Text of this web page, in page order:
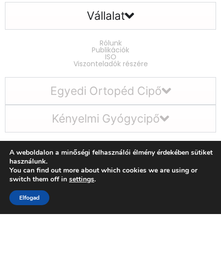
Vállalat
Rólunk
Publikációk
ISO
Viszonteladók részére
Egyedi Ortopéd Cipő
Kényelmi Gyógycipő
A weboldalon a minőségi felhasználói élmény érdekében sütiket
használunk.
You can find out more about which cookies we are using or
switch them off in settings.
Elfogad